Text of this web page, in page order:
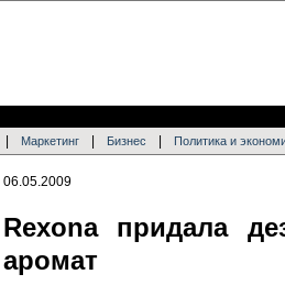
Маркетинг Бизнес Политика и
06.05.2009
Rexona придала
аромат